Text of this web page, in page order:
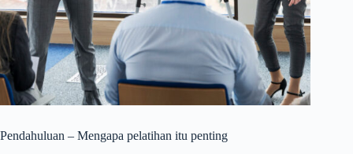
Pendahuluan – Mengapa pelatihan itu penting